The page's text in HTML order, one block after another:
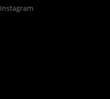
Instagram